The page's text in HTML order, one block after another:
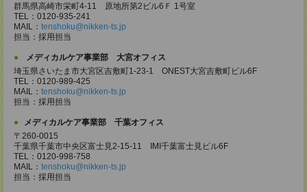
群馬県高崎市栄町4-11 原地所第2ビル6Ｆ 1号室
TEL：0120-935-241
MAIL： tenshoku@nikken-ts.jp
担当：採用担当
メディカルケア事業部 大宮オフィス
埼玉県さいたま市大宮区吉敷町1-23-1 ONEST大宮吉敷町ビル6F
TEL：0120-989-425
MAIL： tenshoku@nikken-ts.jp
担当：採用担当
メディカルケア事業部 千葉オフィス
〒260-0015
千葉県千葉市中央区富士見2-15-11 IMI千葉富士見ビル6F
TEL：0120-998-758
MAIL： tenshoku@nikken-ts.jp
担当：採用担当